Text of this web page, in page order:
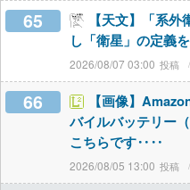
65
【天文】「系
し「衛星」の定義
2026/08/07 03:00
66
【画像】
バイルバッテリー
こちらです‥‥
2026/08/05 13:00